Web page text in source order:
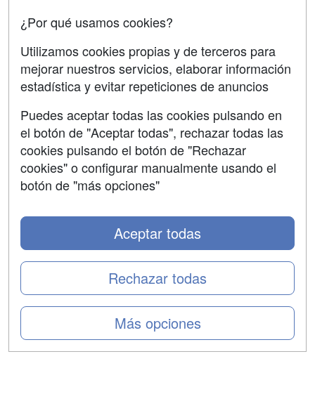
Contactar
Confidencialidad
Aviso legal
Copyleft
¿Por qué usamos cookies?
Utilizamos cookies propias y de terceros para
mejorar nuestros servicios, elaborar información
estadística y evitar repeticiones de anuncios
Puedes aceptar todas las cookies pulsando en
el botón de "Aceptar todas", rechazar todas las
cookies pulsando el botón de "Rechazar
cookies" o configurar manualmente usando el
botón de "más opciones"
Más opciones
Rechazar todas
Aceptar todas